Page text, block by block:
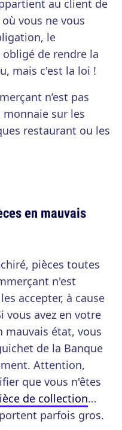
au client de
vous ne vous
le
de rendre la
mais c'est la loi !
n’est pas
sur les
restaurant ou les
en mauvais
pièces toutes
n'est
accepter, à cause
vous avez en votre
mauvais état, vous
de la Banque
Attention,
que vous n'êtes
de collection…
parfois gros.